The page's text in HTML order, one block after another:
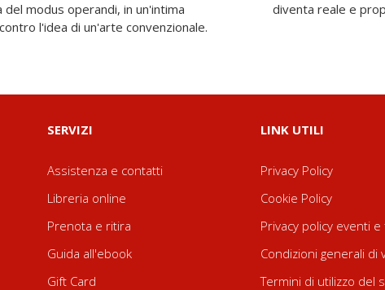
modus operandi, in un'intima
l'idea di un'arte convenzionale.
diventa reale e
SERVIZI
Assistenza e contatti
Libreria online
Prenota e ritira
Guida all'ebook
Gift Card
LINK UTILI
Privacy Policy
Cookie Policy
Privacy policy eventi
Condizioni generali di
Termini di utilizzo del